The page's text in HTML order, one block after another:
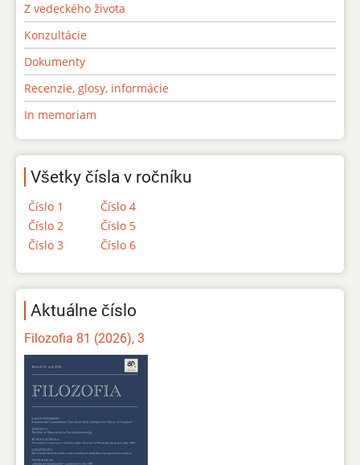
Z vedeckého života
Konzultácie
Dokumenty
Recenzie, glosy, informácie
In memoriam
Všetky čísla v ročníku
Číslo 1
Číslo 2
Číslo 3
Číslo 4
Číslo 5
Číslo 6
Aktuálne číslo
Filozofia 81 (2026), 3